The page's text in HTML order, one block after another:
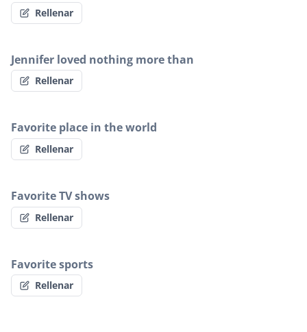
Rellenar
Jennifer loved nothing more than
Rellenar
Favorite place in the world
Rellenar
Favorite TV shows
Rellenar
Favorite sports
Rellenar